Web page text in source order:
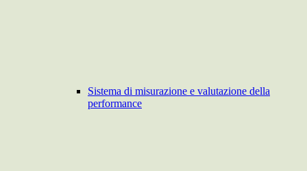
Sistema di misurazione e valutazione della
performance